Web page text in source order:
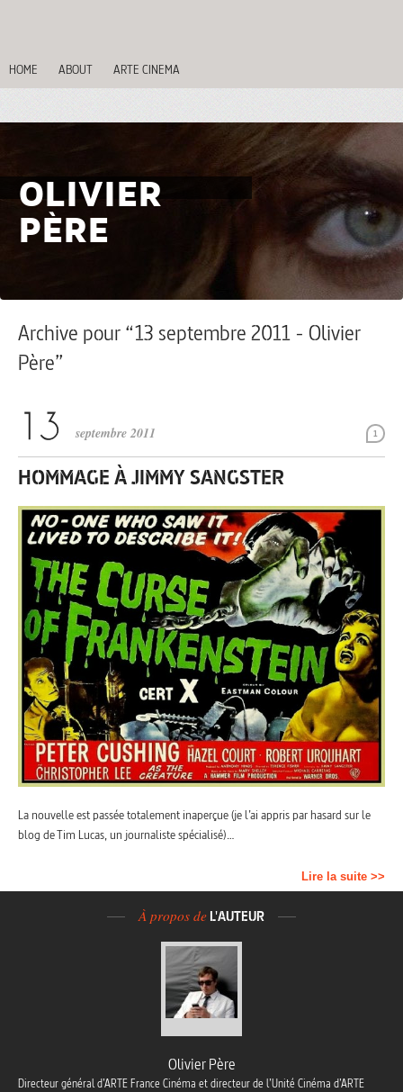
HOME ABOUT ARTE CINEMA
OLIVIER
PÈRE
Archive pour “13 septembre 2011 - Olivier
Père”
1
septembre 2011
HOMMAGE À JIMMY SANGSTER
La nouvelle est passée totalement inaperçue (je l’ai appris par hasard sur le
blog de Tim Lucas, un journaliste spécialisé)…
Lire la suite >>
À propos de L'AUTEUR
Olivier Père
Directeur général d’ARTE France Cinéma et directeur de l’Unité Cinéma d’ARTE